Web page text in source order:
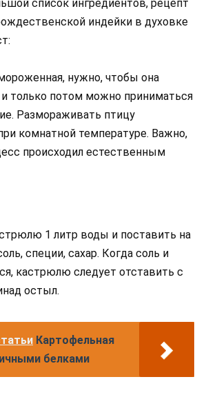
список ингредиентов, рецепт
индейки в духовке
нужно, чтобы она
и только потом можно приниматься
Размораживать птицу
комнатной температуре. Важно,
происходил естественным
1 литр воды и поставить на
специи, сахар. Когда соль и
кастрюлю следует отставить с
остыл.
Картофельная
белками